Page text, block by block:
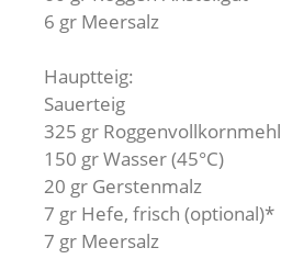
6 gr Meersalz
Hauptteig:
Sauerteig
325 gr Roggenvollkornmehl
150 gr Wasser (45°C)
20 gr Gerstenmalz
7 gr Hefe, frisch (optional)*
7 gr Meersalz